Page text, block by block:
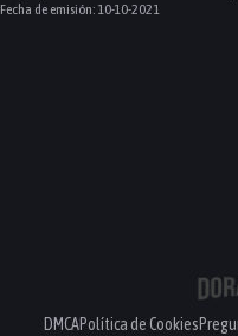
Fecha de emisión: 10-10-2021
DMCAPolítica de Cookies